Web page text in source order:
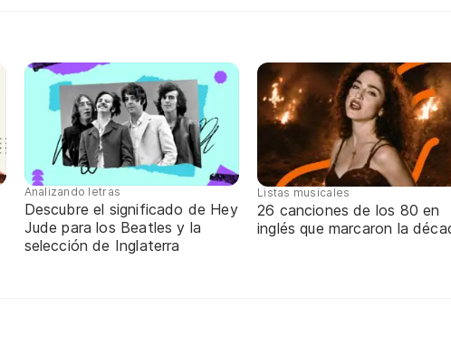
Analizando letras
Descubre el significado de Hey
Jude para los Beatles y la
selección de Inglaterra
Listas musicales
26 canciones de los 80 en
inglés que marcaron la